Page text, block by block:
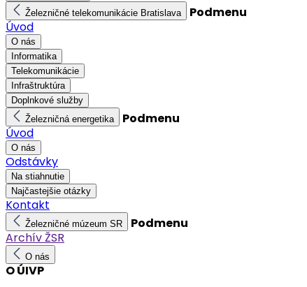
Železničné telekomunikácie Bratislava
Podmenu
Úvod
O nás
Informatika
Telekomunikácie
Infraštruktúra
Doplnkové služby
Železničná energetika
Podmenu
Úvod
O nás
Odstávky
Na stiahnutie
Najčastejšie otázky
Kontakt
Železničné múzeum SR
Podmenu
Archív ŽSR
O nás
O ÚIVP